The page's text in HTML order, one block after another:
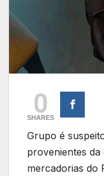
0
SHARES
Grupo é
provenientes
mercadorias do